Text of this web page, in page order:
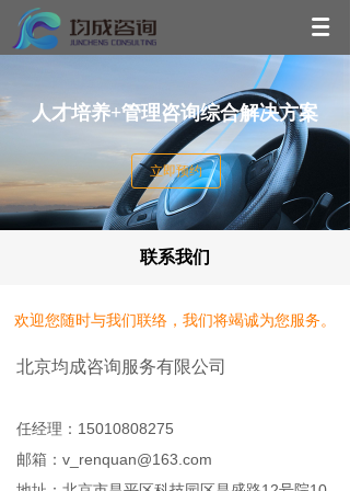
人才培养+管理咨询综合解决方案
立即预约
联系我们
欢迎您随时与我们联络，我们将竭诚为您服务。
北京均成咨询服务有限公司
任经理：15010808275
邮箱：v_renquan@163.com